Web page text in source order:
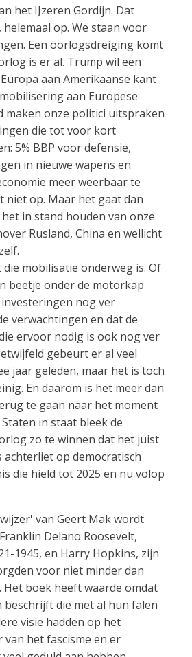
het IJzeren Gordijn. Dat
op. We staan voor
Een oorlogsdreiging komt
is er al. Trump wil een
aan Amerikaanse kant
aan Europese
maken onze politici uitspraken
die tot voor kort
5% BBP voor defensie,
in nieuwe wapens en
meer weerbaar te
niet op. Maar het gaat dan
in stand houden van onze
Rusland, China en wellicht
mobilisatie onderweg is. Of
beetje onder de motorkap
nog ver
verwachtingen en dat de
ervoor nodig is ook nog ver
gebeurt er al veel
jaar geleden, maar het is toch
En daarom is het meer dan
te gaan naar het moment
in staat bleek de
zo te winnen dat het juist
op democratisch
die hield tot 2025 en nu volop
van Geert Mak wordt
Delano Roosevelt,
1945, en Harry Hopkins, zijn
voor niet minder dan
Het boek heeft waarde omdat
beschrijft die met al hun falen
visie hadden op het
van het fascisme en er